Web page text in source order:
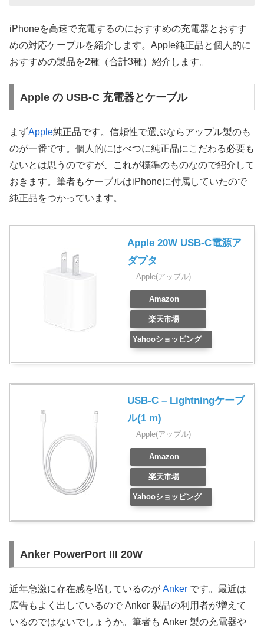
iPhoneを高速で充電するのにおすすめの充電器とおすす
めの対応ケーブルを紹介します。Apple純正品と個人的に
おすすめの製品を2種（合計3種）紹介します。
Apple の USB-C 充電器とケーブル
まずApple純正品です。信頼性で選ぶならアップル製のも
のが一番です。個人的にはべつに純正品にこだわる必要も
ないとは思うのですが、これが標準のものなので紹介して
おきます。筆者もケーブルはiPhoneに付属していたので
純正品をつかっています。
Apple 20W USB-C電源ア
ダプタ
Apple(アップル)
Amazon
楽天市場
Yahooショッピング
USB-C – Lightningケーブ
ル(1 m)
Apple(アップル)
Amazon
楽天市場
Yahooショッピング
Anker PowerPort III 20W
近年急激に存在感を増しているのが Anker です。最近は
広告もよく出しているので Anker 製品の利用者が増えて
いるのではないでしょうか。筆者も Anker 製の充電器や